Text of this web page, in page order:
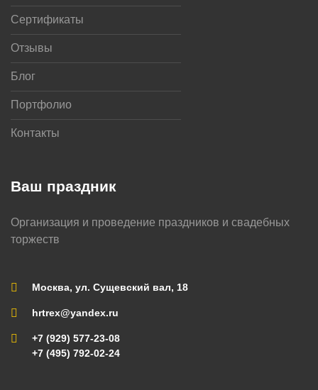
Ваш праздник
Организация и проведение праздников и свадебных
торжеств
Москва, ул. Сущевский вал, 18
hrtrex@yandex.ru
+7 (929) 577-23-08
+7 (495) 792-02-24
Сертификаты
Отзывы
Блог
Портфолио
Контакты